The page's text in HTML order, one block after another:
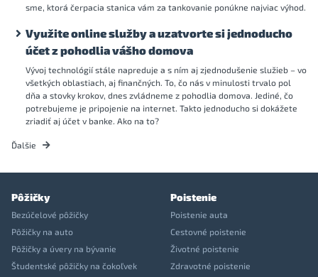
sme, ktorá čerpacia stanica vám za tankovanie ponúkne najviac výhod.
Využite online služby a uzatvorte si jednoducho
účet z pohodlia vášho domova
Vývoj technológií stále napreduje a s ním aj zjednodušenie služieb – vo
všetkých oblastiach, aj finančných. To, čo nás v minulosti trvalo pol
dňa a stovky krokov, dnes zvládneme z pohodlia domova. Jediné, čo
potrebujeme je pripojenie na internet. Takto jednoducho si dokážete
zriadiť aj účet v banke. Ako na to?
Ďalšie
Pôžičky
Bezúčelové pôžičky
Pôžičky na auto
Pôžičky a úvery na bývanie
Študentské pôžičky na čokoľvek
Poistenie
Poistenie auta
Cestovné poistenie
Životné poistenie
Zdravotné poistenie